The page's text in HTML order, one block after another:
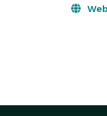
Nous pouvons
Looking for
wedding? We do a
do it for the next